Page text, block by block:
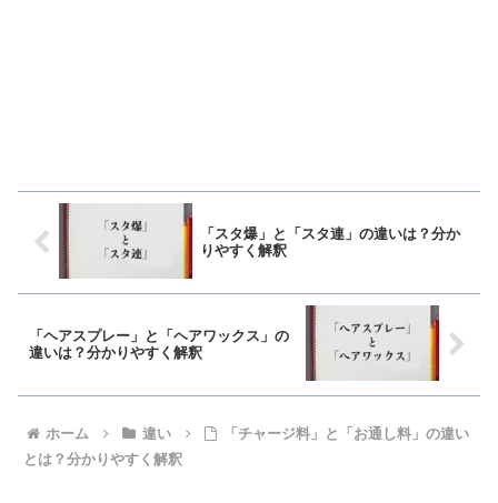
「スタ爆」と「スタ連」の違いは？分か
りやすく解釈
「ヘアスプレー」と「ヘアワックス」の
違いは？分かりやすく解釈
ホーム 違い
「チャージ料」と「お通し料」の違い
とは？分かりやすく解釈